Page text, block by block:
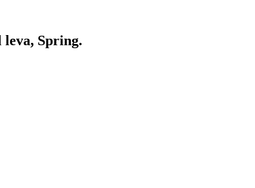
Spring.